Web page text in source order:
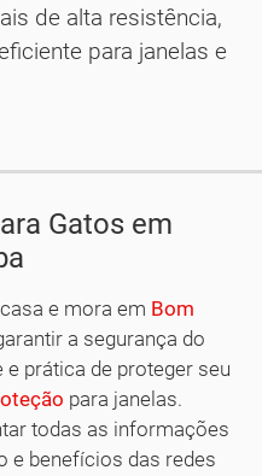
de alta resistência,
para janelas e
Gatos em
e mora em Bom
a segurança do
prática de proteger seu
para janelas.
todas as informações
e benefícios das redes